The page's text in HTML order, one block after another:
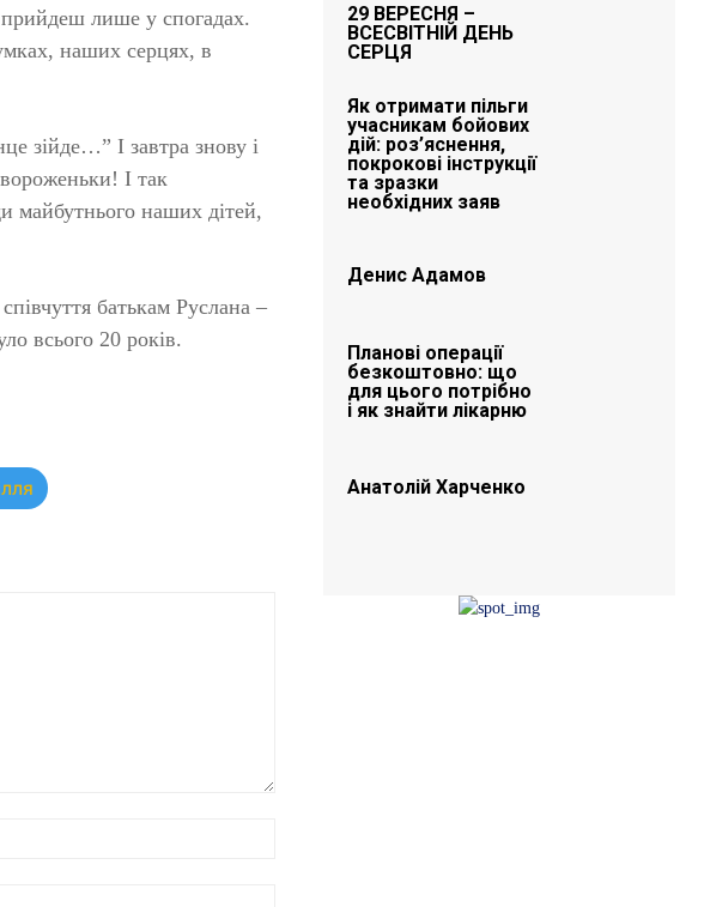
лише у спогадах.
наших серцях, в
зійде…” І завтра знову і
І так
майбутнього наших дітей,
батькам Руслана –
всього 20 років.
29 ВЕРЕСНЯ –
ВСЕСВІТНІЙ ДЕНЬ
СЕРЦЯ
Як отримати пільги
учасникам бойових
дій: роз’яснення,
покрокові інструкції
та зразки
необхідних заяв
Денис Адамов
Планові операції
безкоштовно: що
для цього потрібно
і як знайти лікарню
Анатолій Харченко